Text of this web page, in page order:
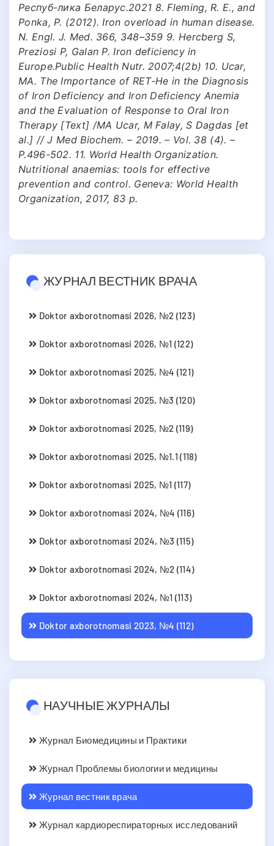
Респуб-лика Беларус.2021 8. Fleming, R. E., and
Ponka, P. (2012). Iron overload in human disease.
N. Engl. J. Med. 366, 348–359 9. Hercberg S,
Preziosi P, Galan P. Iron deficiency in
Europe.Public Health Nutr. 2007;4(2b) 10. Ucar,
MA. The Importance of RET-He in the Diagnosis
of Iron Deficiency and Iron Deficiency Anemia
and the Evaluation of Response to Oral Iron
Therapy [Text] /MA Ucar, M Falay, S Dagdas [et
al.] // J Med Biochem. – 2019. – Vol. 38 (4). –
P.496-502. 11. World Health Organization.
Nutritional anaemias: tools for effective
prevention and control. Geneva: World Health
Organization, 2017, 83 p.
ЖУРНАЛ ВЕСТНИК ВРАЧА
Doktor axborotnomasi 2026, №2 (123)
Doktor axborotnomasi 2026, №1 (122)
Doktor axborotnomasi 2025, №4 (121)
Doktor axborotnomasi 2025, №3 (120)
Doktor axborotnomasi 2025, №2 (119)
Doktor axborotnomasi 2025, №1.1 (118)
Doktor axborotnomasi 2025, №1 (117)
Doktor axborotnomasi 2024, №4 (116)
Doktor axborotnomasi 2024, №3 (115)
Doktor axborotnomasi 2024, №2 (114)
Doktor axborotnomasi 2024, №1 (113)
Doktor axborotnomasi 2023, №4 (112)
НАУЧНЫЕ ЖУРНАЛЫ
Журнал Биомедицины и Практики
Журнал Проблемы биологии и медицины
Журнал вестник врача
Журнал кардиореспираторных исследований